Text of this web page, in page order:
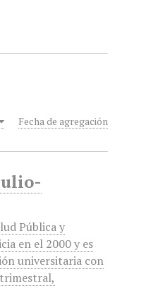
Fecha de agregación
Pública y
en el 2000 y es
universitaria con